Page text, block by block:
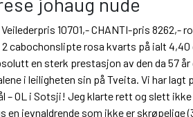
10701,- CHANTI-pris
cabochonslipte rosa kvarts på ialt
en sterk prestasjon av den da 57
i leiligheten sin på Tveita. Vi har
OL i Sotsji! Jeg klarte rett og slett
en jevnaldrende som ikke er